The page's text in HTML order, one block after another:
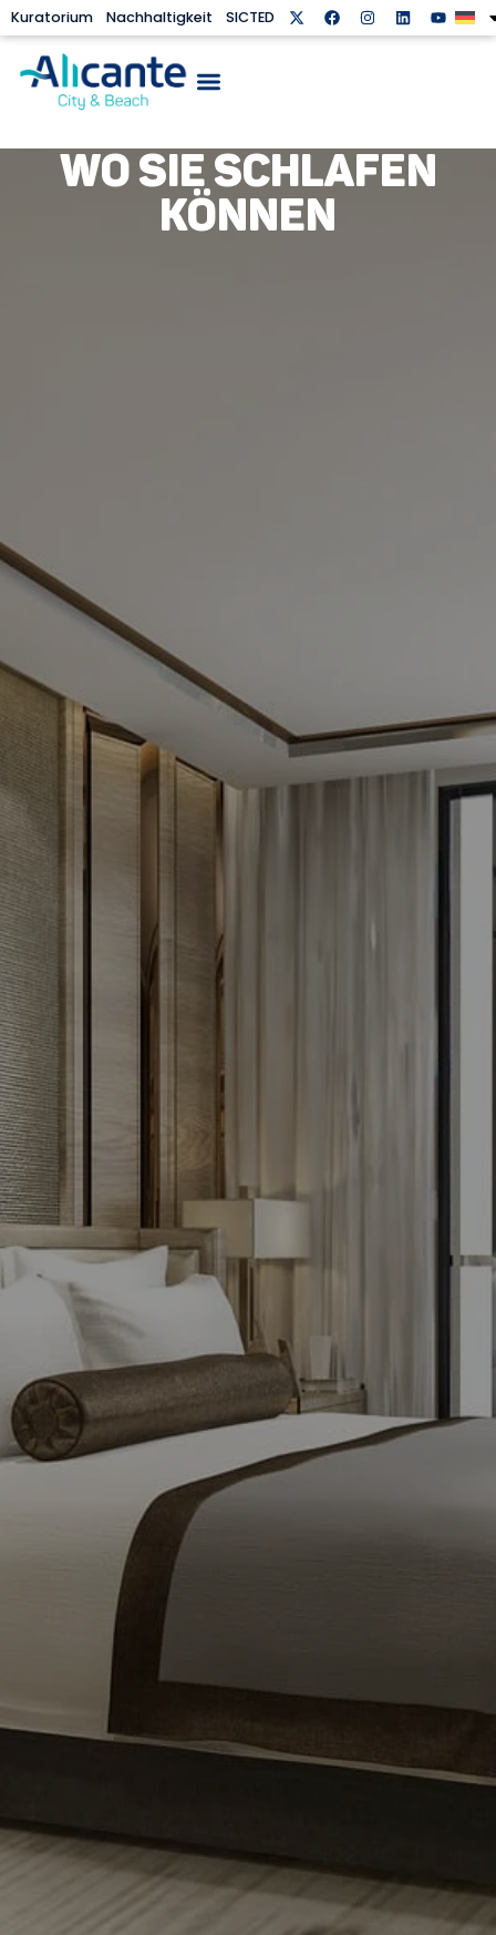
Kuratorium Nachhaltigkeit SICTED
WO SIE SCHLAFEN
KÖNNEN